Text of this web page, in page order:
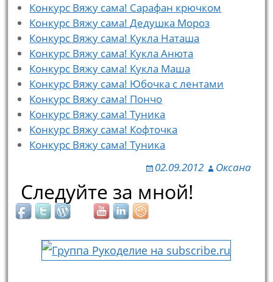
Конкурс Вяжу сама! Сарафан крючком
Конкурс Вяжу сама! Дедушка Мороз
Конкурс Вяжу сама! Кукла Наташа
Конкурс Вяжу сама! Кукла Анюта
Конкурс Вяжу сама! Кукла Маша
Конкурс Вяжу сама! Юбочка с лентами
Конкурс Вяжу сама! Пончо
Конкурс Вяжу сама! Туника
Конкурс Вяжу сама! Кофточка
Конкурс Вяжу сама! Туника
02.09.2012
Оксана
Следуйте за мной!